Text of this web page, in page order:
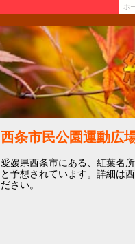
ホ
西条市民公園運動広
愛媛県西条市にある、紅葉名
と予想されています。詳細は
ださい。